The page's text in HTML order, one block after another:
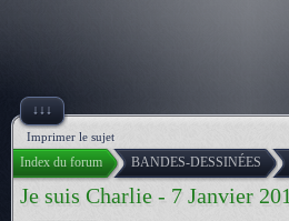
↓↓↓
Imprimer le sujet
Index du forum BANDES-DESSINÉES
Je suis Charlie - 7 Janvier